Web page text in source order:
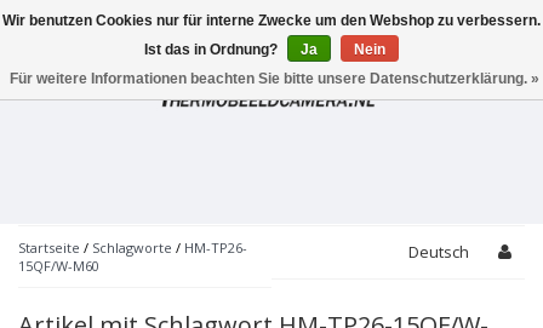
Toggle
Startseite / Schlagworte / HM-TP26-
15QF/W-M60
Deutsch
Wir benutzen Cookies nur für interne Zwecke um den Webshop zu verbessern.
Ist das in Ordnung?
Ja
Nein
Für weitere Informationen beachten Sie bitte unsere Datenschutzerklärung. »